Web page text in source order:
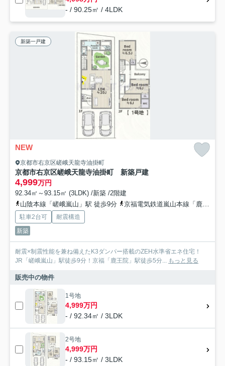
- / 90.25㎡ / 4LDK
新築一戸建
NEW
京都市右京区嵯峨天龍寺油掛町
京都市右京区嵯峨天龍寺油掛町 新築戸建
4,999万円
92.34㎡～93.15㎡ (3LDK) /新築 /2階建
山陰本線「嵯峨嵐山」駅 徒歩9分
京福電気鉄道嵐山本線「鹿王院」駅 徒歩5分
駐車2台可
耐震構造
新築
耐震×制震性能を兼ね備えたK3ダンパー搭載のZEH水準省エネ住宅！
JR「嵯峨嵐山」駅徒歩9分！京福「鹿王院」駅徒歩5分...
もっと見る
販売中の物件
1号地
4,999万円
- / 92.34㎡ / 3LDK
2号地
4,999万円
- / 93.15㎡ / 3LDK